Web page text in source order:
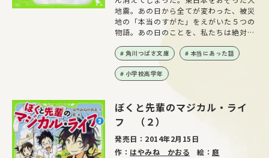
地震。あの日から全てが変わった、被災
地の「本当のすがた」をえがいた５つの
物語。あの日のことを、私たちは絶対に
角川つばさ文庫 本当にあった話
小学校高学年
ぼくと先輩のマジカル・ライ
フ （２）
発売日： 2014年2月15日
作： はやみね かおる 絵： 庭